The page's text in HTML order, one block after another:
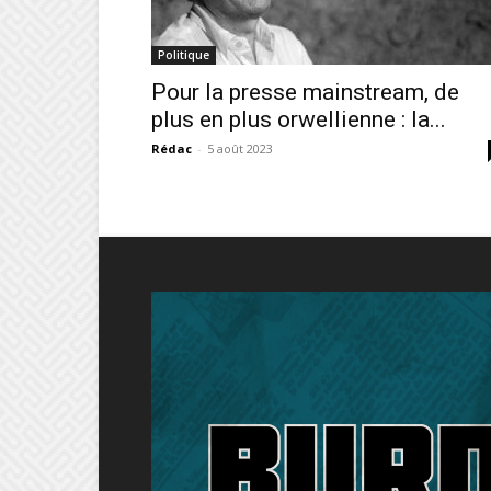
Politique
Pour la presse mainstream, de
plus en plus orwellienne : la...
Rédac - 5 août 2023